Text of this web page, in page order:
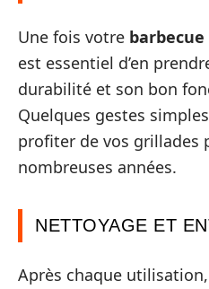
Une fois votre
est essentiel d’en
durabilité et son bon
Quelques gestes
profiter de vos grillades
nombreuses années.
NETTOYAGE ET
Après chaque